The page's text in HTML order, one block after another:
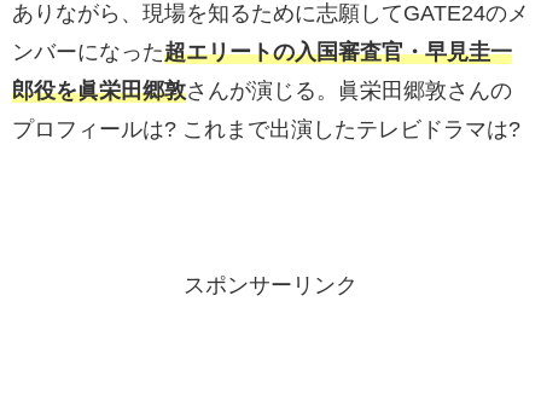
ありながら、現場を知るために志願してGATE24のメ
ンバーになった超エリートの入国審査官・早見圭一
郎役を眞栄田郷敦さんが演じる。眞栄田郷敦さんの
プロフィールは? これまで出演したテレビドラマは?
スポンサーリンク